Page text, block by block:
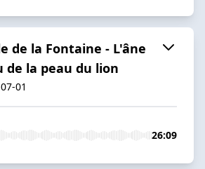
de la Fontaine - L'âne
de la peau du lion
01
26:09